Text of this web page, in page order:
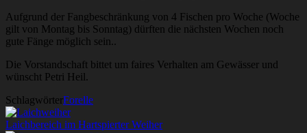
Aufgrund der Fangbeschränkung von 4 Fischen pro Woche (Woche
gilt von Montag bis Sonntag) dürften die nächsten Wochen noch
gute Fänge möglich sein..
Die Vorstandschaft bittet um faires Verhalten am Gewässer und
wünscht Petri Heil.
SchlagwörterForelle
Laichbereich im Hartspierter Weiher